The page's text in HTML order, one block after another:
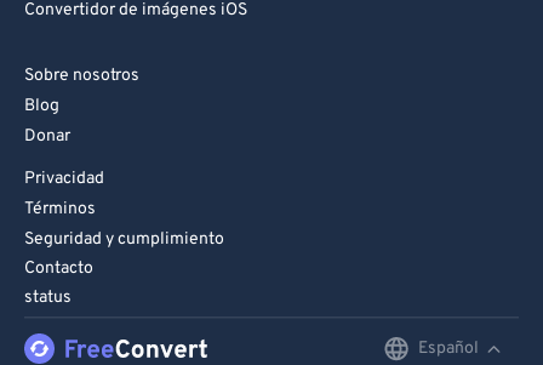
Convertidor de imágenes iOS
Sobre nosotros
Blog
Donar
Privacidad
Términos
Seguridad y cumplimiento
Contacto
status
Español